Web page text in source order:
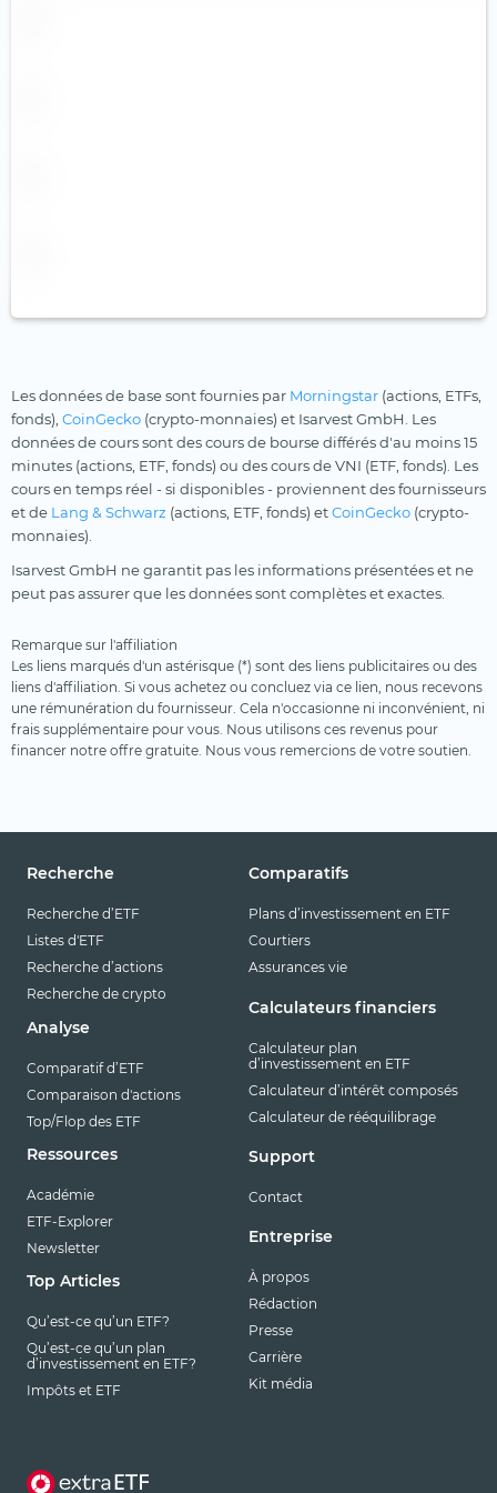
Les données de base sont fournies par Morningstar (actions, ETFs,
fonds), CoinGecko (crypto-monnaies) et Isarvest GmbH. Les
données de cours sont des cours de bourse différés d'au moins 15
minutes (actions, ETF, fonds) ou des cours de VNI (ETF, fonds). Les
cours en temps réel - si disponibles - proviennent des fournisseurs
et de Lang & Schwarz (actions, ETF, fonds) etCoinGecko (crypto-
monnaies).
Isarvest GmbH ne garantit pas les informations présentées et ne
peut pas assurer que les données sont complètes et exactes.
Remarque sur l'affiliation
Les liens marqués d'un astérisque (*) sont des liens publicitaires ou des
liens d'affiliation. Si vous achetez ou concluez via ce lien, nous recevons
une rémunération du fournisseur. Cela n'occasionne ni inconvénient, ni
frais supplémentaire pour vous. Nous utilisons ces revenus pour
financer notre offre gratuite. Nous vous remercions de votre soutien.
Recherche
Recherche d’ETF
Listes d'ETF
Recherche d’actions
Recherche de crypto
Analyse
Comparatif d’ETF
Comparaison d'actions
Top/Flop des ETF
Ressources
Académie
ETF-Explorer
Newsletter
Top Articles
Qu’est-ce qu’un ETF?
Qu’est-ce qu’un plan
d’investissement en ETF?
Impôts et ETF
Comparatifs
Plans d’investissement en ETF
Courtiers
Assurances vie
Calculateurs financiers
Calculateur plan
d’investissement en ETF
Calculateur d’intérêt composés
Calculateur de rééquilibrage
Support
Contact
Entreprise
À propos
Rédaction
Presse
Carrière
Kit média